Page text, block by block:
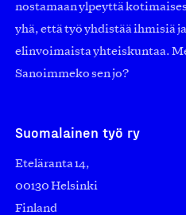
nostamaan ylpeyttä
yhä, että työ yhdistää ihmisiä
elinvoimaista yhteiskuntaa.
Sanoimmeko sen jo?
Suomalainen työ ry
Eteläranta 14,
00130 Helsinki
Finland